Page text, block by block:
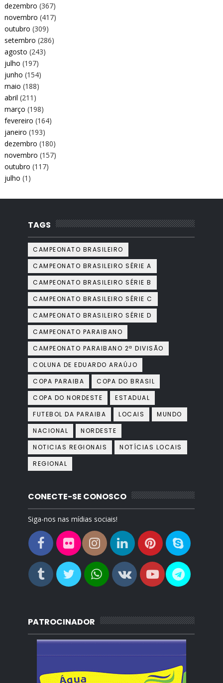
dezembro (367)
novembro (417)
outubro (309)
setembro (286)
agosto (243)
julho (197)
junho (154)
maio (188)
abril (211)
março (198)
fevereiro (164)
janeiro (193)
dezembro (180)
novembro (157)
outubro (117)
julho (1)
TAGS
CAMPEONATO BRASILEIRO
CAMPEONATO BRASILEIRO SÉRIE A
CAMPEONATO BRASILEIRO SÉRIE B
CAMPEONATO BRASILEIRO SÉRIE C
CAMPEONATO BRASILEIRO SÉRIE D
CAMPEONATO PARAIBANO
CAMPEONATO PARAIBANO 2ª DIVISÃO
COLUNA DE EDUARDO ARAÚJO
COPA PARAIBA
COPA DO BRASIL
COPA DO NORDESTE
ESTADUAL
FUTEBOL DA PARAIBA
LOCAIS
MUNDO
NACIONAL
NORDESTE
NOTICIAS REGIONAIS
NOTÍCIAS LOCAIS
REGIONAL
CONECTE-SE CONOSCO
Siga-nos nas mídias sociais!
PATROCINADOR